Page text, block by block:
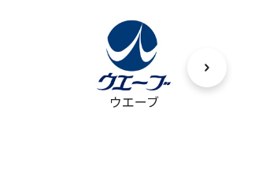
ウエーブ